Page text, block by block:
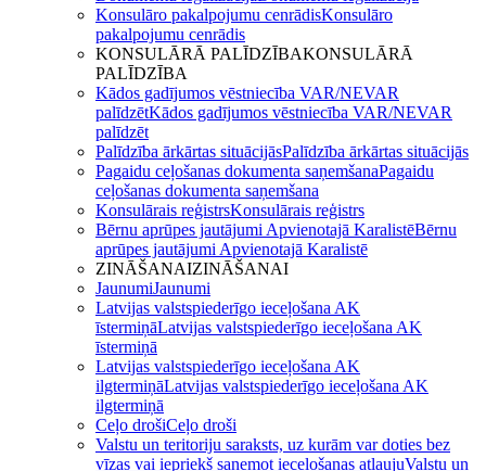
Konsulāro pakalpojumu cenrādisKonsulāro
pakalpojumu cenrādis
KONSULĀRĀ PALĪDZĪBAKONSULĀRĀ
PALĪDZĪBA
Kādos gadījumos vēstniecība VAR/NEVAR
palīdzētKādos gadījumos vēstniecība VAR/NEVAR
palīdzēt
Palīdzība ārkārtas situācijāsPalīdzība ārkārtas situācijās
Pagaidu ceļošanas dokumenta saņemšanaPagaidu
ceļošanas dokumenta saņemšana
Konsulārais reģistrsKonsulārais reģistrs
Bērnu aprūpes jautājumi Apvienotajā KaralistēBērnu
aprūpes jautājumi Apvienotajā Karalistē
ZINĀŠANAIZINĀŠANAI
JaunumiJaunumi
Latvijas valstspiederīgo ieceļošana AK
īstermiņāLatvijas valstspiederīgo ieceļošana AK
īstermiņā
Latvijas valstspiederīgo ieceļošana AK
ilgtermiņāLatvijas valstspiederīgo ieceļošana AK
ilgtermiņā
Ceļo drošiCeļo droši
Valstu un teritoriju saraksts, uz kurām var doties bez
vīzas vai iepriekš saņemot ieceļošanas atļaujuValstu un